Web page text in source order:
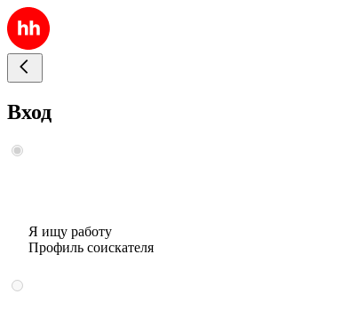
Вход
Я ищу работу
Профиль соискателя